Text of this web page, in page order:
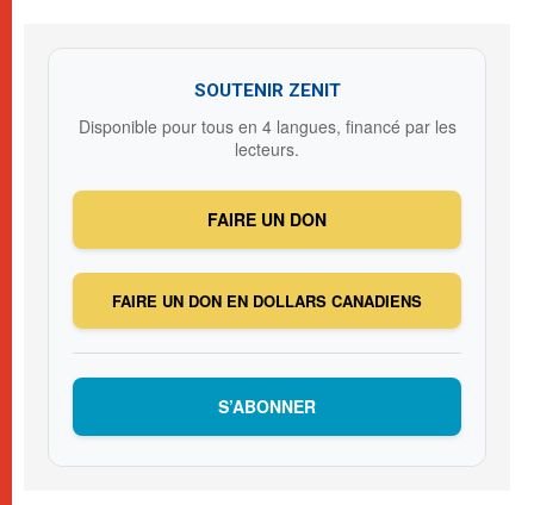
SOUTENIR ZENIT
Disponible pour tous en 4 langues, financé par les
lecteurs.
FAIRE UN DON
FAIRE UN DON EN DOLLARS CANADIENS
S’ABONNER